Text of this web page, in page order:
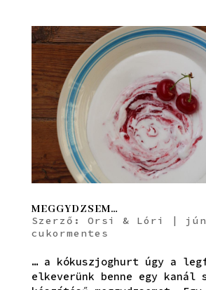
MEGGYDZSEM…
Szerző: Orsi & Lóri |
cukormentes
… a kókuszjoghurt úgy a
elkeverünk benne egy kanál